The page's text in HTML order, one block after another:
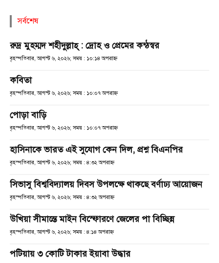
সর্বশেষ
রুদ্র মুহম্মদ শহীদুল্লাহ্ : দ্রোহ ও প্রেমের কন্ঠস্বর
বৃহস্পতিবার, আগস্ট ৬, ২০২৬; সময় : ১০:১৪ অপরাহ্ণ
কবিতা
বৃহস্পতিবার, আগস্ট ৬, ২০২৬; সময় : ১০:০৭ অপরাহ্ণ
পোড়া বাড়ি
বৃহস্পতিবার, আগস্ট ৬, ২০২৬; সময় : ১০:০৭ অপরাহ্ণ
হাসিনাকে ভারত এই সুযোগ কেন দিল, প্রশ্ন বিএনপির
বৃহস্পতিবার, আগস্ট ৬, ২০২৬; সময় : ৪:৩২ অপরাহ্ণ
সিভাসু বিশ্ববিদ্যালয় দিবস উপলক্ষে থাকছে বর্ণাঢ্য আয়োজন
বৃহস্পতিবার, আগস্ট ৬, ২০২৬; সময় : ৪:৩২ অপরাহ্ণ
উখিয়া সীমান্তে মাইন বিস্ফোরণে জেলের পা বিচ্ছিন্ন
বৃহস্পতিবার, আগস্ট ৬, ২০২৬; সময় : ৪:১৪ অপরাহ্ণ
পটিয়ায় ৩ কোটি টাকার ইয়াবা উদ্ধার